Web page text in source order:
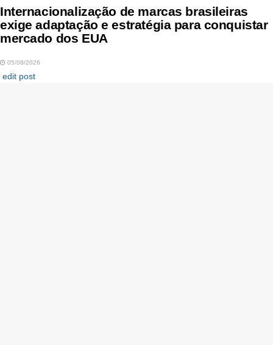
Internacionalização de marcas brasileiras
exige adaptação e estratégia para conquistar
mercado dos EUA
05/08/2026
edit post